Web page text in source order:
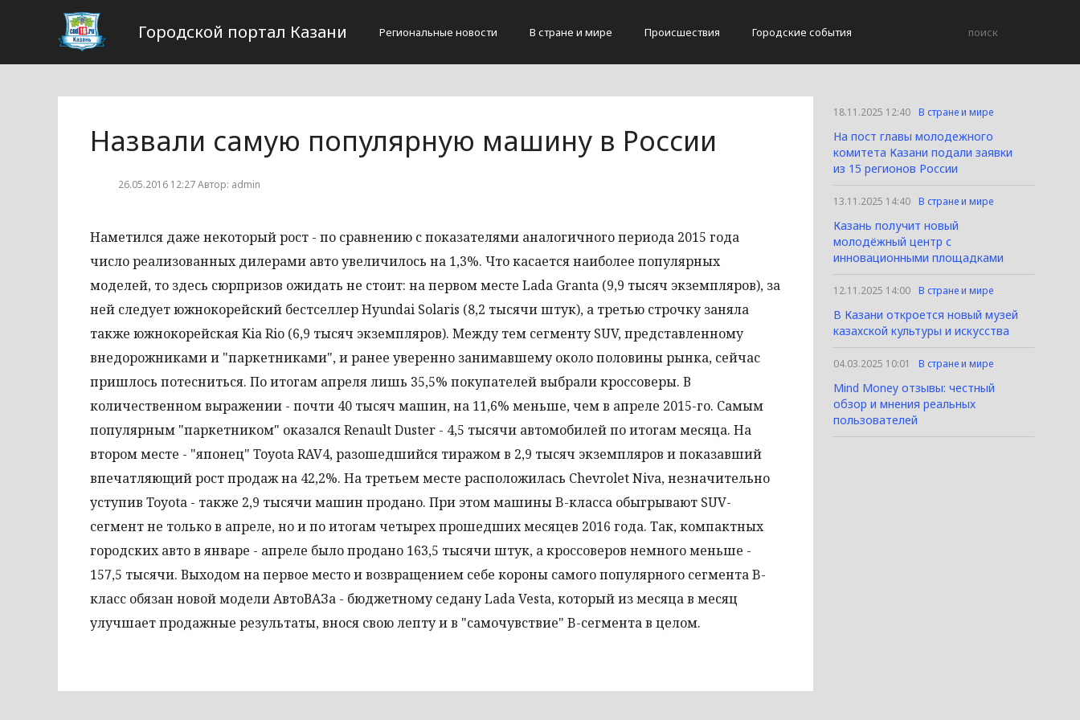
Городской портал Казани Региональные новости В стране и мире Происшествия Городские события
Назвали самую популярную машину в России
26.05.2016 12:27 Автор: admin
Наметился даже некоторый рост - по сравнению с показателями аналогичного периода 2015 года
число реализованных дилерами авто увеличилось на 1,3%. Что касается наиболее популярных
моделей, то здесь сюрпризов ожидать не стоит: на первом месте Lada Granta (9,9 тысяч экземпляров), за
ней следует южнокорейский бестселлер Hyundai Solaris (8,2 тысячи штук), а третью строчку заняла
также южнокорейская Kia Rio (6,9 тысяч экземпляров). Между тем сегменту SUV, представленному
внедорожниками и "паркетниками", и ранее уверенно занимавшему около половины рынка, сейчас
пришлось потесниться. По итогам апреля лишь 35,5% покупателей выбрали кроссоверы. В
количественном выражении - почти 40 тысяч машин, на 11,6% меньше, чем в апреле 2015-го. Самым
популярным "паркетником" оказался Renault Duster - 4,5 тысячи автомобилей по итогам месяца. На
втором месте - "японец" Toyota RAV4, разошедшийся тиражом в 2,9 тысяч экземпляров и показавший
впечатляющий рост продаж на 42,2%. На третьем месте расположилась Chevrolet Niva, незначительно
уступив Toyota - также 2,9 тысячи машин продано. При этом машины B-класса обыгрывают SUV-
сегмент не только в апреле, но и по итогам четырех прошедших месяцев 2016 года. Так, компактных
городских авто в январе - апреле было продано 163,5 тысячи штук, а кроссоверов немного меньше -
157,5 тысячи. Выходом на первое место и возвращением себе короны самого популярного сегмента B-
класс обязан новой модели АвтоВАЗа - бюджетному седану Lada Vesta, который из месяца в месяц
улучшает продажные результаты, внося свою лепту и в "самочувствие" B-сегмента в целом.
18.11.2025 12:40 В стране и мире
На пост главы молодежного
комитета Казани подали заявки
из 15 регионов России
13.11.2025 14:40 В стране и мире
Казань получит новый
молодёжный центр с
инновационными площадками
12.11.2025 14:00 В стране и мире
В Казани откроется новый музей
казахской культуры и искусства
04.03.2025 10:01 В стране и мире
Mind Money отзывы: честный
обзор и мнения реальных
пользователей